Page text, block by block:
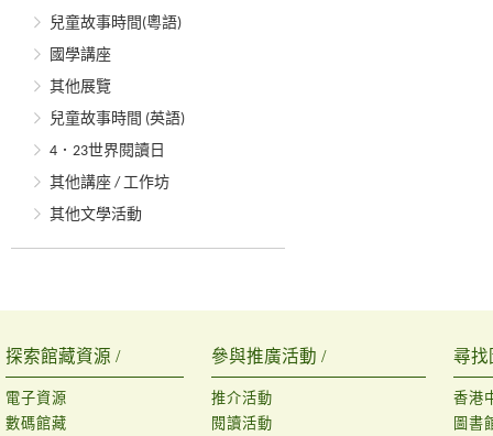
兒童故事時間(粵語)
國學講座
其他展覽
兒童故事時間 (英語)
4．23世界閱讀日
其他講座 / 工作坊
其他文學活動
探索館藏資源 /
電子資源
數碼館藏
參與推廣活動 /
推介活動
閱讀活動
尋找
香港
圖書